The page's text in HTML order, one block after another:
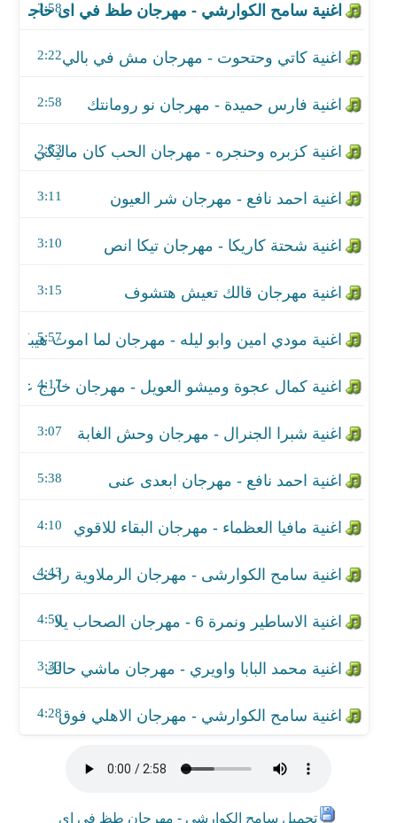
2:58
2:22
2:58
2:53
3:11
3:10
اغنية مهرجان قالك تعيش هتشوف
3:15
اغنية مودي امين وابو ليله - مهرجان لما اموت هيبكو
5:57
اغنية كمال عجوة وميشو العويل - مهرجان خارج عن
4:17
3:07
5:38
4:10
اغنية سامح الكوارشى - مهرجان الرملاوية راحت
4:43
اغنية الاساطير ونمرة 6 - مهرجان الصحاب يلا
4:50
اغنية محمد البابا واويري - مهرجان ماشي حالك
3:33
4:28
تحميل سامح الكوارشي - مهرجان طظ في اى